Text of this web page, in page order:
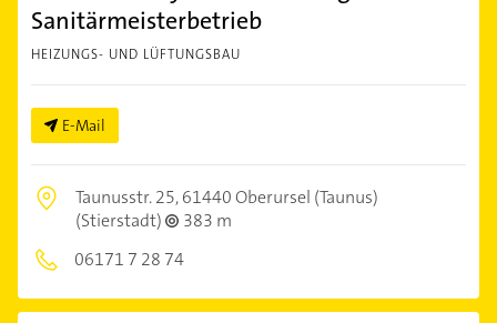
Sanitärmeisterbetrieb
HEIZUNGS- UND LÜFTUNGSBAU
E-Mail
Taunusstr. 25,61440 Oberursel (Taunus)
(Stierstadt)
383 m
06171 7 28 74